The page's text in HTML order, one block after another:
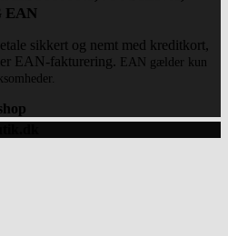
EAN
sikkert og nemt med kreditkort,
EAN-fakturering. EAN gælder kun